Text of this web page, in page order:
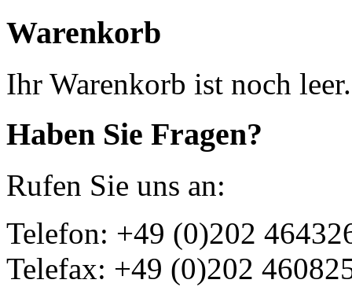
Warenkorb
Ihr Warenkorb ist noch leer.
Haben Sie Fragen?
Rufen Sie uns an:
Telefon: +49 (0)202
Telefax: +49 (0)202